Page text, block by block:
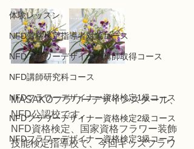
体験レッスン
NFD資格検定指導者対象コース
NFDフラワーデザイナー講師取得コース
NFD講師研究科コース
NFDフラワーデザイナー資格検定1級コース
NFDフラワーデザイナー資格検定2級コース
NFDフラワーデザイナー資格検定3級コース
MASAKOフラワーデザインスクール、
NFD公認校です。
NFD資格検定、国家資格フラワー装飾
技能検定指導校で、今回キッズフラワ